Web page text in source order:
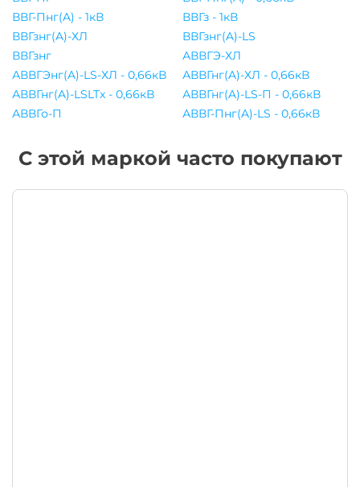
ВВГ-Пнг(A) - 1кВ
ВВГз - 1кВ
ВВГзнг(A)-ХЛ
ВВГзнг(A)-LS
ВВГзнг
АВВГЭ-ХЛ
АВВГЭнг(A)-LS-ХЛ - 0,66кВ
АВВГнг(A)-ХЛ - 0,66кВ
АВВГнг(A)-LSLTx - 0,66кВ
АВВГнг(A)-LS-П - 0,66кВ
АВВГо-П
АВВГ-Пнг(A)-LS - 0,66кВ
С этой маркой часто покупают